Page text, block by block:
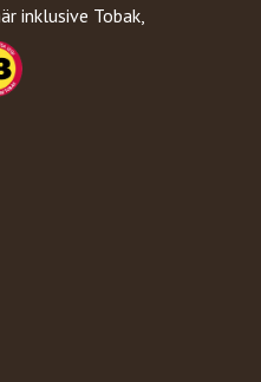
inklusive Tobak,